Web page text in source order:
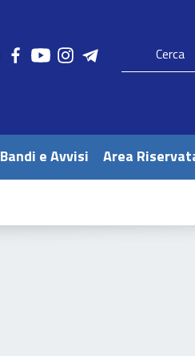
Bandi e Avvisi Area